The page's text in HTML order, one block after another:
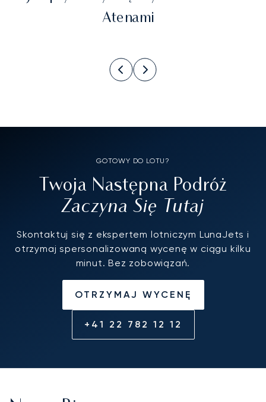
Atenami
GOTOWY DO LOTU?
Twoja Następna Podróż
Zaczyna Się Tutaj
Skontaktuj się z ekspertem lotniczym LunaJets i
otrzymaj spersonalizowaną wycenę w ciągu kilku
minut. Bez zobowiązań.
OTRZYMAJ WYCENĘ
+41 22 782 12 12